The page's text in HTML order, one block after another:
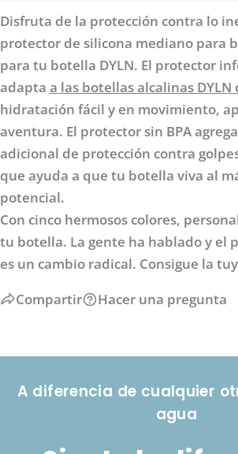
Disfruta de la protección contra lo
protector de silicona mediano para
para tu botella DYLN. El protector
adapta a las botellas alcalinas DYLN
hidratación fácil y en movimiento,
aventura. El protector sin BPA
adicional de protección contra
que ayuda a que tu botella viva al
potencial.
Con cinco hermosos colores,
tu botella. La gente ha hablado y el
es un cambio radical. Consigue la
Compartir
Hacer una pregunta
A diferencia de cualquier
agua